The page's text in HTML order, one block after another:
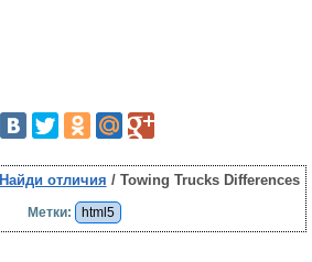
Найди отличия / Towing Trucks Differences
Метки: html5